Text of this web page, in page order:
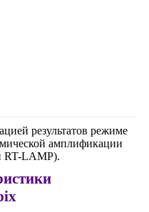
результатов режиме
амплификации
RT-LAMP).